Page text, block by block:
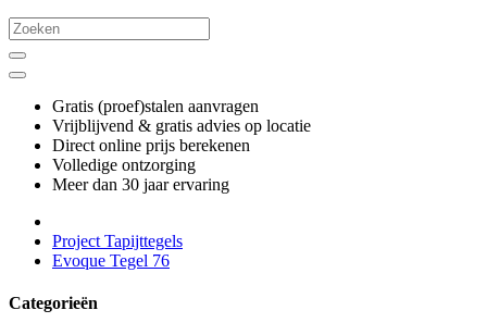
Gratis (proef)stalen aanvragen
Vrijblijvend & gratis advies op locatie
Direct online prijs berekenen
Volledige ontzorging
Meer dan 30 jaar ervaring
Project Tapijttegels
Evoque Tegel 76
Categorieën